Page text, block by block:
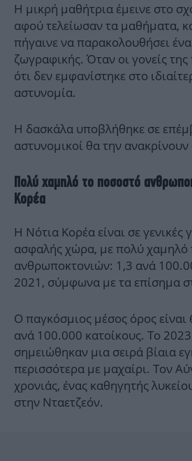
Η μικρή μαθήτρια έμεινε στο
αφού τελείωσαν τα μαθήματα,
πήγαινε να παρακολουθήσει
ζωγραφικής. Όταν οι γονείς
ότι δεν εμφανίστηκε στο
αστυνομία.
Η δασκάλα υποβλήθηκε σε
αστυνομικοί θα την
Πολύ χαμηλό το ποσοστό
Κορέα
Η Νότια Κορέα είναι σε γενικές
ασφαλής χώρα, με πολύ χαμηλό
ανθρωποκτονιών: 1,3 ανά
2021, σύμφωνα με τα επίσημα
Ο παγκόσμιος μέσος όρος
ανά 100.000 κατοίκους. Το
σημειώθηκαν μια σειρά βίαια
περισσότερα με μαχαίρι. Τον
χρονιάς, ένας καθηγητής
στην Νταετζεόν.